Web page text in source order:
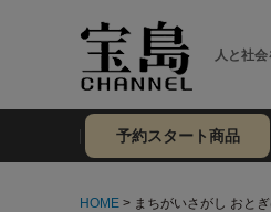
人と社
予約スタート商品
HOME > まちがいさがし おと